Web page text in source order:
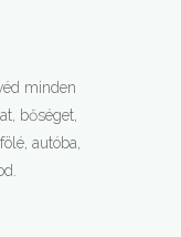
minden
bőséget,
autóba,